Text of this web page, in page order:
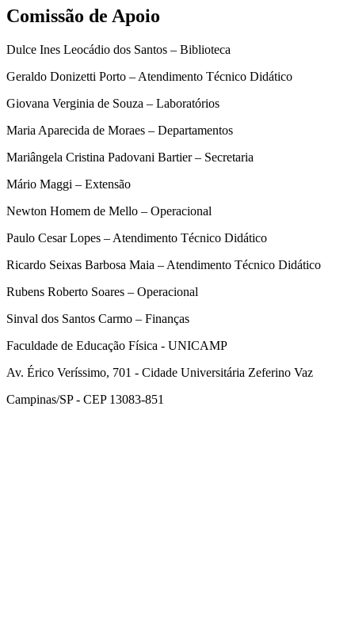
Comissão de Apoio
Dulce Ines Leocádio dos Santos – Biblioteca
Geraldo Donizetti Porto – Atendimento Técnico Didático
Giovana Verginia de Souza – Laboratórios
Maria Aparecida de Moraes – Departamentos
Mariângela Cristina Padovani Bartier – Secretaria
Mário Maggi – Extensão
Newton Homem de Mello – Operacional
Paulo Cesar Lopes – Atendimento Técnico Didático
Ricardo Seixas Barbosa Maia – Atendimento Técnico Didático
Rubens Roberto Soares – Operacional
Sinval dos Santos Carmo – Finanças
Faculdade de Educação Física - UNICAMP
Av. Érico Veríssimo, 701 - Cidade Universitária Zeferino Vaz
Campinas/SP - CEP 13083-851